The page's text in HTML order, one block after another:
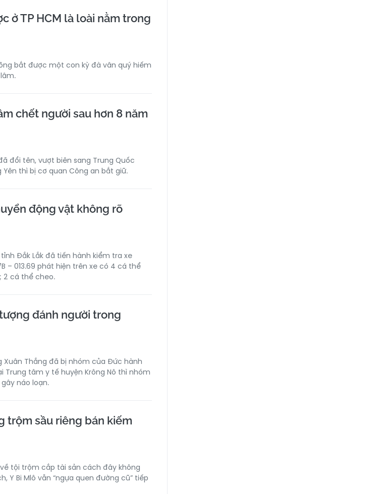
ở TP HCM là loài nằm trong
bắt được một con kỳ đà vân quý hiếm
chết người sau hơn 8 năm
đổi tên, vượt biên sang Trung Quốc
thì bị cơ quan Công an bắt giữ.
động vật không rõ
Đắk Lắk đã tiến hành kiểm tra xe
– 013.69 phát hiện trên xe có 4 cá thể
2 cá thể cheo.
đánh người trong
Xuân Thắng đã bị nhóm của Đức hành
tâm y tế huyện Krông Nô thì nhóm
náo loạn.
trộm sầu riêng bán kiếm
tội trộm cắp tài sản cách đây không
Y Bi Mlô vẫn “ngựa quen đường cũ” tiếp